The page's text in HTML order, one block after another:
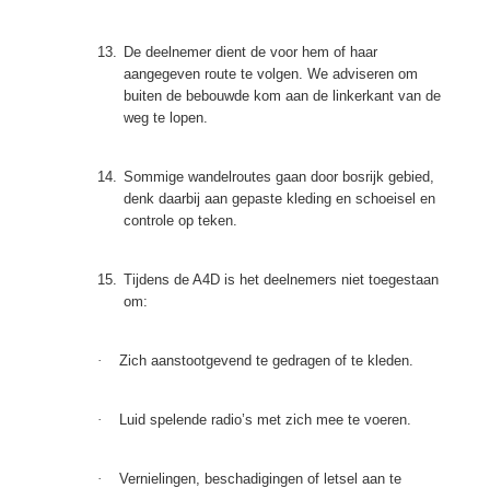
13. De deelnemer dient de voor hem of haar
aangegeven route te volgen. We adviseren om
buiten de bebouwde kom aan de linkerkant van de
weg te lopen.
14. Sommige wandelroutes gaan door bosrijk gebied,
denk daarbij aan gepaste kleding en schoeisel en
controle op teken.
15. Tijdens de A4D is het deelnemers niet toegestaan
om:
· Zich aanstootgevend te gedragen of te kleden.
· Luid spelende radio’s met zich mee te voeren.
· Vernielingen, beschadigingen of letsel aan te